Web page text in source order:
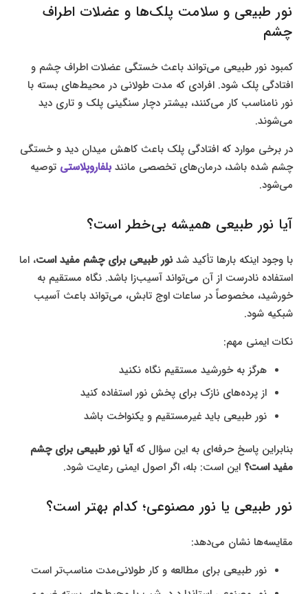
نور طبیعی و سلامت پلک‌ها و عضلات اطراف
چشم
کمبود نور طبیعی می‌تواند باعث خستگی عضلات اطراف چشم و
افتادگی پلک شود. افرادی که مدت طولانی در محیط‌های بسته با
نور نامناسب کار می‌کنند، بیشتر دچار سنگینی پلک و تاری دید
می‌شوند.
در برخی موارد که افتادگی پلک باعث کاهش میدان دید و خستگی
چشم شده باشد، درمان‌های تخصصی مانندبلفاروپلاستی توصیه
می‌شود.
آیا نور طبیعی همیشه بی‌خطر است؟
با وجود اینکه بارها تأکید شدنور طبیعی برای چشم مفید است، اما
استفاده نادرست از آن می‌تواند آسیب‌زا باشد. نگاه مستقیم به
خورشید، مخصوصاً در ساعات اوج تابش، می‌تواند باعث آسیب
شبکیه شود.
نکات ایمنی مهم:
هرگز به خورشید مستقیم نگاه نکنید
از پرده‌های نازک برای پخش نور استفاده کنید
نور طبیعی باید غیرمستقیم و یکنواخت باشد
بنابراین پاسخ حرفه‌ای به این سؤال کهآیا نور طبیعی برای چشم
مفید است؟ این است: بله، اگر اصول ایمنی رعایت شود.
نور طبیعی یا نور مصنوعی؛ کدام بهتر است؟
مقایسه‌ها نشان می‌دهد:
نور طبیعی برای مطالعه و کار طولانی‌مدت مناسب‌تر است